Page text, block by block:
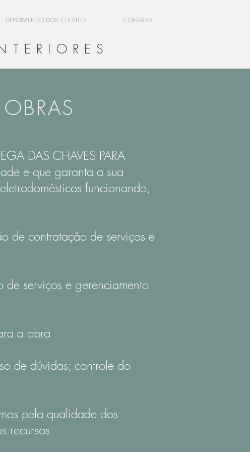
DEPOIMENTO DOS CLIENTES CONTATO
DAS CHAVES PARA
e que garanta a sua
funcionando,
de contratação de serviços e
de serviços e gerenciamento
a obra
de dúvidas; controle do
pela qualidade dos
recursos